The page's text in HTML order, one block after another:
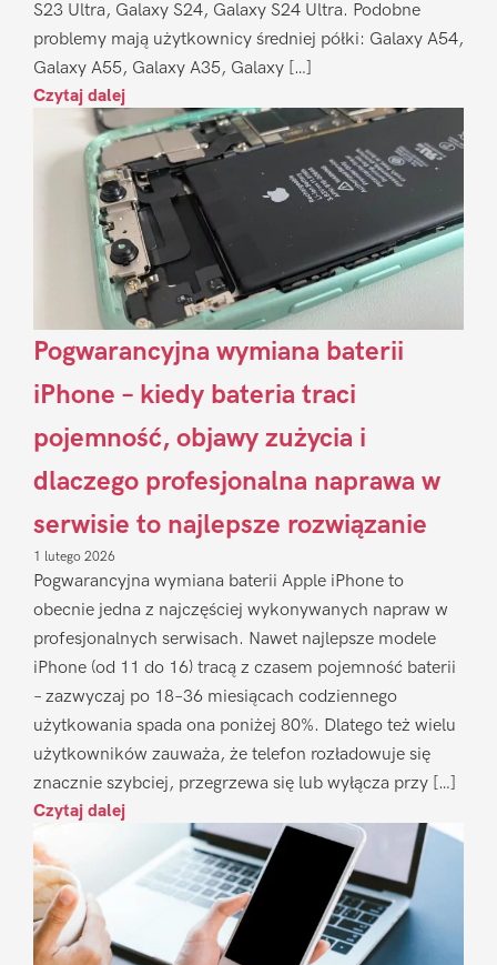
S23 Ultra, Galaxy S24, Galaxy S24 Ultra. Podobne
problemy mają użytkownicy średniej półki: Galaxy A54,
Galaxy A55, Galaxy A35, Galaxy […]
Czytaj dalej
Pogwarancyjna wymiana baterii
iPhone – kiedy bateria traci
pojemność, objawy zużycia i
dlaczego profesjonalna naprawa w
serwisie to najlepsze rozwiązanie
1 lutego 2026
Pogwarancyjna wymiana baterii Apple iPhone to
obecnie jedna z najczęściej wykonywanych napraw w
profesjonalnych serwisach. Nawet najlepsze modele
iPhone (od 11 do 16) tracą z czasem pojemność baterii
– zazwyczaj po 18–36 miesiącach codziennego
użytkowania spada ona poniżej 80%. Dlatego też wielu
użytkowników zauważa, że telefon rozładowuje się
znacznie szybciej, przegrzewa się lub wyłącza przy […]
Czytaj dalej